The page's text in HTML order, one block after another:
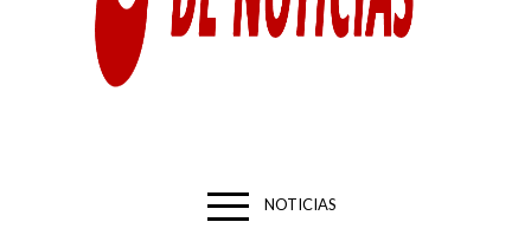
NOTICIAS